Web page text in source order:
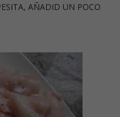
AÑADID UN POCO